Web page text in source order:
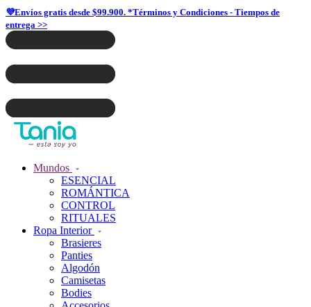
💜Envíos gratis desde $99.900. *Términos y Condiciones - Tiempos de
entrega >>
Mundos
ESENCIAL
ROMÁNTICA
CONTROL
RITUALES
Ropa Interior
Brasieres
Panties
Algodón
Camisetas
Bodies